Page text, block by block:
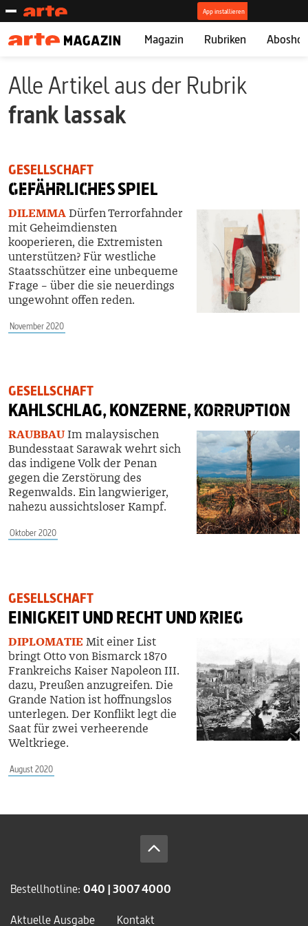
Magazin Rubriken
Alle Artikel aus der Rubrik
frank lassak
GESELLSCHAFT
GEFÄHRLICHESSPIEL
DILEMMADürfen Terrorfahnder
mit Geheimdiensten
kooperieren, die Extremisten
unterstützen? Für westliche
Staatsschützer eine unbequeme
Frage – über die sie neuerdings
ungewohnt offen reden.
November 2020
GESELLSCHAFT
KAHLSCHLAG, KONZERNE,KORRUPTION
RAUBBAUIm malaysischen
Bundesstaat Sarawak wehrt sich
das indigene Volk der Penan
gegen die Zerstörung des
Regenwalds. Ein langwieriger,
nahezu aussichtsloser Kampf.
Oktober 2020
GESELLSCHAFT
EINIGKEIT UND RECHT UNDKRIEG
DIPLOMATIE Mit einer List
bringt Otto von Bismarck 1870
Frankreichs Kaiser Napoleon III.
dazu, Preußen anzugreifen. Die
Grande Nation ist hoffnungslos
unterlegen. Der Konflikt legt die
Saat für zwei verheerende
Weltkriege.
August 2020
Bestellhotline: 040 | 3007 4000
Aktuelle Ausgabe
Kontakt